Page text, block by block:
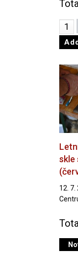
skle
12.